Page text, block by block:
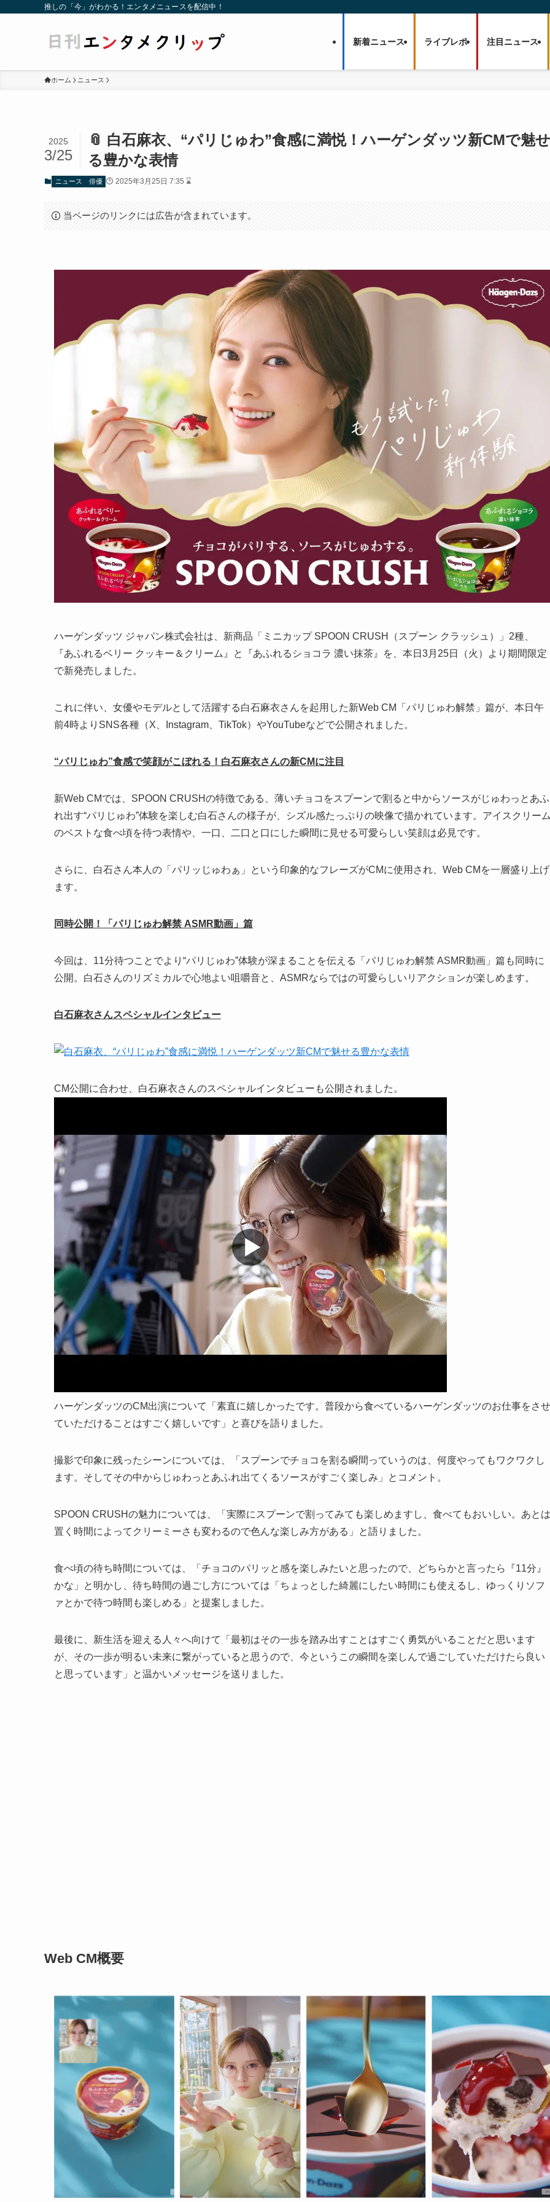
推しの「今」がわかる！エンタメニュースを配信中！
新着ニュース ライブレポ 注目ニュース
ホーム ニュース
📎 白石麻衣、“パリじゅわ”食感に満悦！ハーゲンダッツ新CMで魅せ
る豊かな表情
2025
3/25
ニュース 俳優 2025年3月25日 7:35 ⌛
当ページのリンクには広告が含まれています。
ハーゲンダッツ ジャパン株式会社は、新商品「ミニカップ SPOON CRUSH（スプーン クラッシュ）」2種、
『あふれるベリー クッキー＆クリーム』と『あふれるショコラ 濃い抹茶』を、本日3月25日（火）より期間限定
で新発売しました。
これに伴い、女優やモデルとして活躍する白石麻衣さんを起用した新Web CM「パリじゅわ解禁」篇が、本日午
前4時よりSNS各種（X、Instagram、TikTok）やYouTubeなどで公開されました。
“パリじゅわ”食感で笑顔がこぼれる！白石麻衣さんの新CMに注目
新Web CMでは、SPOON CRUSHの特徴である、薄いチョコをスプーンで割ると中からソースがじゅわっとあふ
れ出す“パリじゅわ”体験を楽しむ白石さんの様子が、シズル感たっぷりの映像で描かれています。アイスクリー
のベストな食べ頃を待つ表情や、一口、二口と口にした瞬間に見せる可愛らしい笑顔は必見です。
さらに、白石さん本人の「パリッじゅわぁ」という印象的なフレーズがCMに使用され、Web CMを一層盛り上げ
ます。
同時公開！「パリじゅわ解禁 ASMR動画」篇
今回は、11分待つことでより“パリじゅわ”体験が深まることを伝える「パリじゅわ解禁 ASMR動画」篇も同時に
公開。白石さんのリズミカルで心地よい咀嚼音と、ASMRならではの可愛らしいリアクションが楽しめます。
白石麻衣さんスペシャルインタビュー
CM公開に合わせ、白石麻衣さんのスペシャルインタビューも公開されました。
ハーゲンダッツのCM出演について「素直に嬉しかったです。普段から食べているハーゲンダッツのお仕事をさせ
ていただけることはすごく嬉しいです」と喜びを語りました。
撮影で印象に残ったシーンについては、「スプーンでチョコを割る瞬間っていうのは、何度やってもワクワクし
ます。そしてその中からじゅわっとあふれ出てくるソースがすごく楽しみ」とコメント。
SPOON CRUSHの魅力については、「実際にスプーンで割ってみても楽しめますし、食べてもおいしい。あとは
置く時間によってクリーミーさも変わるので色んな楽しみ方がある」と語りました。
食べ頃の待ち時間については、「チョコのパリッと感を楽しみたいと思ったので、どちらかと言ったら『11分』
かな」と明かし、待ち時間の過ごし方については「ちょっとした綺麗にしたい時間にも使えるし、ゆっくりソフ
ァとかで待つ時間も楽しめる」と提案しました。
最後に、新生活を迎える人々へ向けて「最初はその一歩を踏み出すことはすごく勇気がいることだと思います
が、その一歩が明るい未来に繋がっていると思うので、今というこの瞬間を楽しんで過ごしていただけたら良い
と思っています」と温かいメッセージを送りました。
Web CM概要